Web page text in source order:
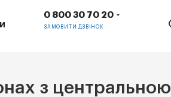
0 800 30 70 20
ЗАМОВИТИ ДЗВІНОК
з центральною